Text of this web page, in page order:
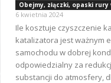
Obejmy, złączki, opaski
6 kwietnia 2024
Ile kosztuje czyszczenie
katalizatora jest ważnym
samochodu w dobrej
odpowiedzialny za
substancji do atmosfery,